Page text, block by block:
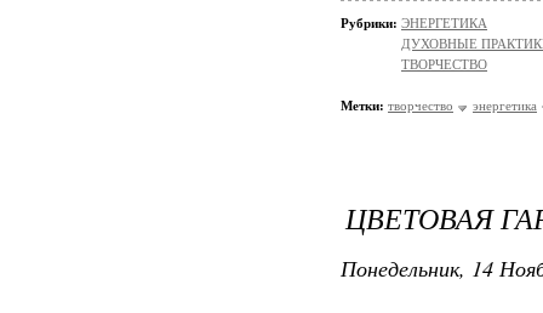
Рубрики: ЭНЕРГЕТИКА
ДУХОВНЫЕ
ТВОРЧЕСТВО
Метки: творчество энергетика
ЦВЕТОВАЯ
Понедельник, 14